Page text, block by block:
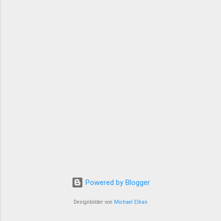
Powered by Blogger
Designbilder von Michael Elkan